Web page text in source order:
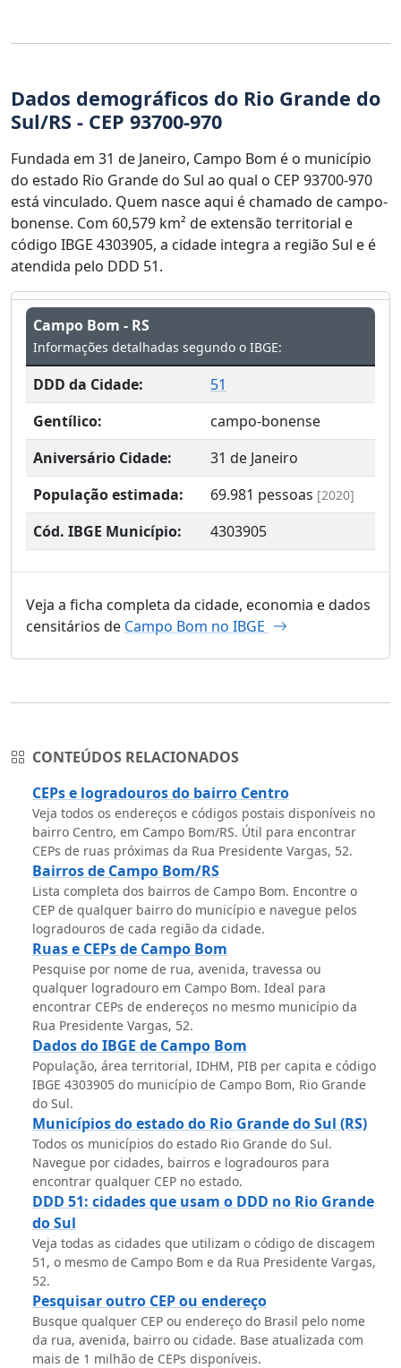
Dados demográficos do Rio Grande do
Sul/RS - CEP 93700-970
Fundada em 31 de Janeiro, Campo Bom é o município
do estado Rio Grande do Sul ao qual o CEP 93700-970
está vinculado. Quem nasce aqui é chamado de campo-
bonense. Com 60,579 km² de extensão territorial e
código IBGE 4303905, a cidade integra a região Sul e é
atendida pelo DDD 51.
Campo Bom - RS
Informações detalhadas segundo o IBGE:
DDD da Cidade:
51
Gentílico:
campo-bonense
Aniversário Cidade:
31 de Janeiro
População estimada:
69.981 pessoas [2020]
Cód. IBGE Município: 4303905
Veja a ficha completa da cidade, economia e dados
censitários de Campo Bom no IBGE
CONTEÚDOS RELACIONADOS
CEPs e logradouros do bairro Centro
Veja todos os endereços e códigos postais disponíveis no
bairro Centro, em Campo Bom/RS. Útil para encontrar
CEPs de ruas próximas da Rua Presidente Vargas, 52.
Bairros de Campo Bom/RS
Lista completa dos bairros de Campo Bom. Encontre o
CEP de qualquer bairro do município e navegue pelos
logradouros de cada região da cidade.
Ruas e CEPs de Campo Bom
Pesquise por nome de rua, avenida, travessa ou
qualquer logradouro em Campo Bom. Ideal para
encontrar CEPs de endereços no mesmo município da
Rua Presidente Vargas, 52.
Dados do IBGE de Campo Bom
População, área territorial, IDHM, PIB per capita e código
IBGE 4303905 do município de Campo Bom, Rio Grande
do Sul.
Municípios do estado do Rio Grande do Sul (RS)
Todos os municípios do estado Rio Grande do Sul.
Navegue por cidades, bairros e logradouros para
encontrar qualquer CEP no estado.
DDD 51: cidades que usam o DDD no Rio Grande
do Sul
Veja todas as cidades que utilizam o código de discagem
51, o mesmo de Campo Bom e da Rua Presidente Vargas,
52.
Pesquisar outro CEP ou endereço
Busque qualquer CEP ou endereço do Brasil pelo nome
da rua, avenida, bairro ou cidade. Base atualizada com
mais de 1 milhão de CEPs disponíveis.